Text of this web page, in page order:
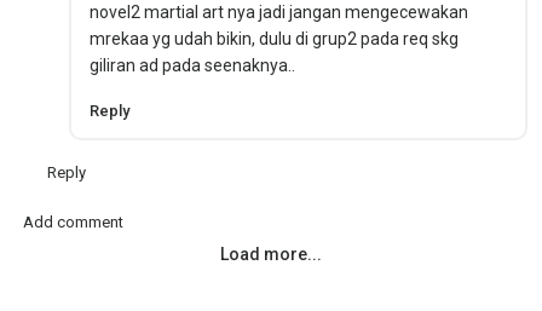
novel2 martial art nya jadi jangan mengecewakan
mrekaa yg udah bikin, dulu di grup2 pada req skg
giliran ad pada seenaknya..
Reply
Reply
Add comment
Load more...